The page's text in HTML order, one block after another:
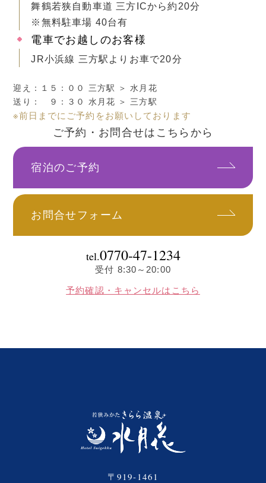
舞鶴若狭自動車道 三方ICから約20分
※無料駐車場 40台有
電車でお越しのお客様
JR小浜線 三方駅よりお車で20分
迎え：１５：００ 三方駅 ＞ 水月花
送り： ９：３０ 水月花 ＞ 三方駅
※前日までにご予約をお願いしております
ご予約・お問合せはこちらから
宿泊のご予約
お問合せフォーム
tel.0770-47-1234
受付 8:30～20:00
予約確認・キャンセルはこちら
〒919-1461